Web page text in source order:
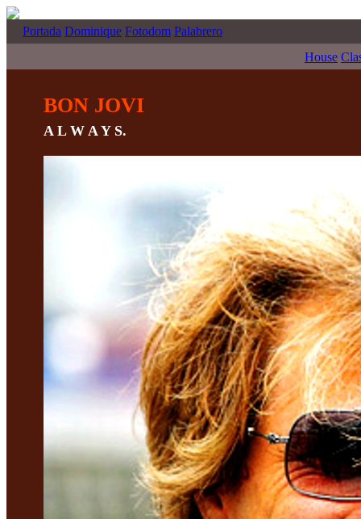
Portada Dominique Fotodom Palabrero
House
BON JOVI
A L W A Y S.